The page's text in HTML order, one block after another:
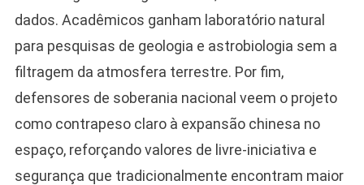
dados. Acadêmicos ganham laboratório natural
para pesquisas de geologia e astrobiologia sem a
filtragem da atmosfera terrestre. Por fim,
defensores de soberania nacional veem o projeto
como contrapeso claro à expansão chinesa no
espaço, reforçando valores de livre-iniciativa e
segurança que tradicionalmente encontram maior